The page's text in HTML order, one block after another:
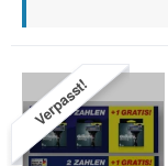
Verpasst!